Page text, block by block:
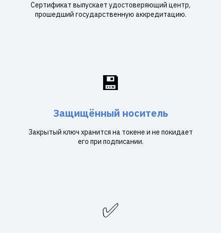
Сертификат выпускает удостоверяющий центр,
прошедший государственную аккредитацию.
💾
Защищённый носитель
Закрытый ключ хранится на токене и не покидает
его при подписании.
✅